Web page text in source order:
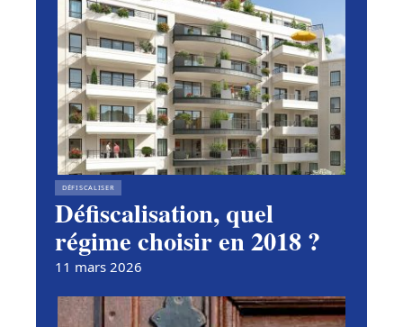
DÉFISCALISER
Défiscalisation, quel
régime choisir en 2018 ?
11 mars 2026